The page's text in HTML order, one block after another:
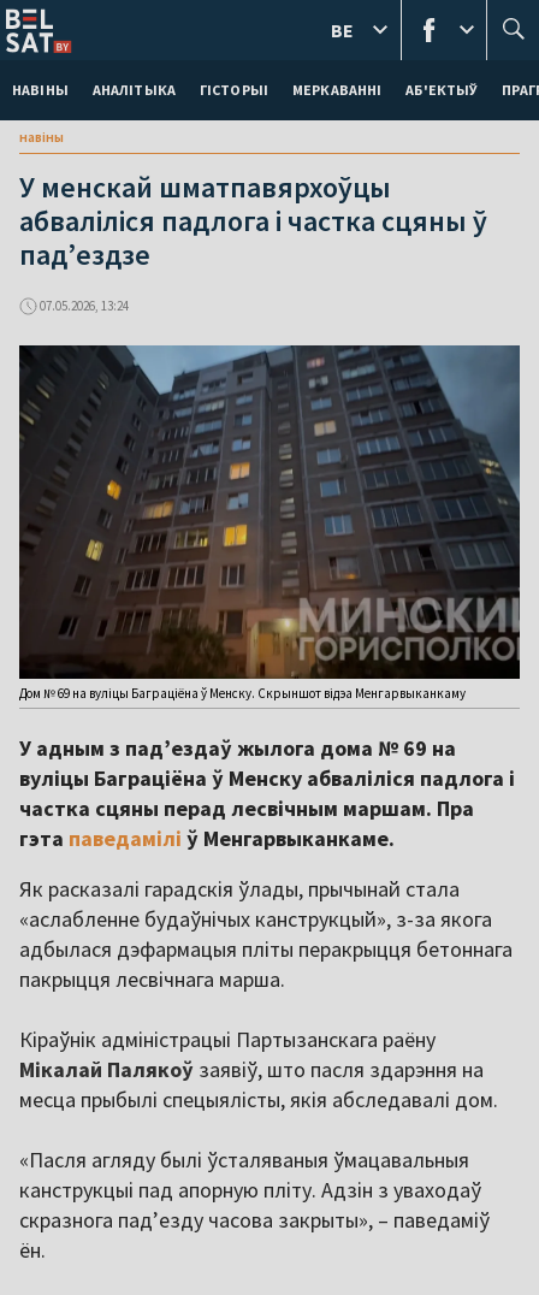
НАВІНЫ АНАЛІТЫКА ГІСТОРЫІ МЕРКАВАННI АБ'ЕКТЫЎ
BE
навіны
У менскай шматпавярхоўцы
абваліліся падлога і частка сцяны ў
пад’ездзе
07.05.2026, 13:24
Дом № 69 на вуліцы Баграціёна ў Менску. Скрыншот відэа Менгарвыканкаму
У адным з пад’ездаў жылога дома № 69 на
вуліцы Баграціёна ў Менску абваліліся падлога і
частка сцяны перад лесвічным маршам. Пра
гэта паведамілі ў Менгарвыканкаме.
Як расказалі гарадскія ўлады, прычынай стала
«аслабленне будаўнічых канструкцый», з-за якога
адбылася дэфармацыя пліты перакрыцця бетоннага
пакрыцця лесвічнага марша.
Кіраўнік адміністрацыі Партызанскага раёну
Мікалай Палякоў заявіў, што пасля здарэння на
месца прыбылі спецыялісты, якія абследавалі дом.
«Пасля агляду былі ўсталяваныя ўмацавальныя
канструкцыі пад апорную пліту. Адзін з уваходаў
скразнога пад’езду часова закрыты», – паведаміў
ён.